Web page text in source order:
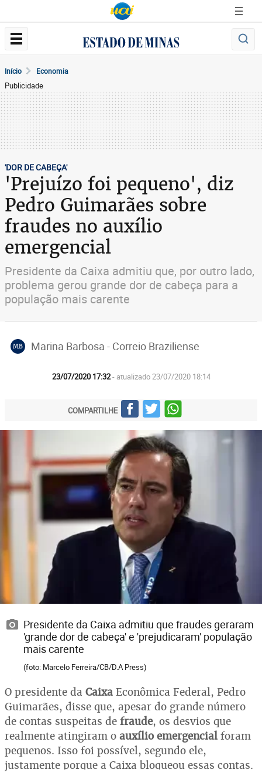
Início Economia
Publicidade
'DOR DE CABEÇA'
'Prejuízo foi pequeno', diz
Pedro Guimarães sobre
fraudes no auxílio
emergencial
Presidente da Caixa admitiu que, por outro lado,
problema gerou grande dor de cabeça para a
população mais carente
MB Marina Barbosa - Correio Braziliense
23/07/2020 17:32- atualizado 23/07/2020 18:14
COMPARTILHE
Presidente da Caixa admitiu que fraudes geraram
'grande dor de cabeça' e 'prejudicaram' população
mais carente
(foto: Marcelo Ferreira/CB/D.A Press)
O presidente da Caixa Econômica Federal, Pedro
Guimarães, disse que, apesar do grande número
de contas suspeitas de fraude, os desvios que
realmente atingiram o auxílio emergencial foram
pequenos. Isso foi possível, segundo ele,
justamente porque a Caixa bloqueou essas contas.